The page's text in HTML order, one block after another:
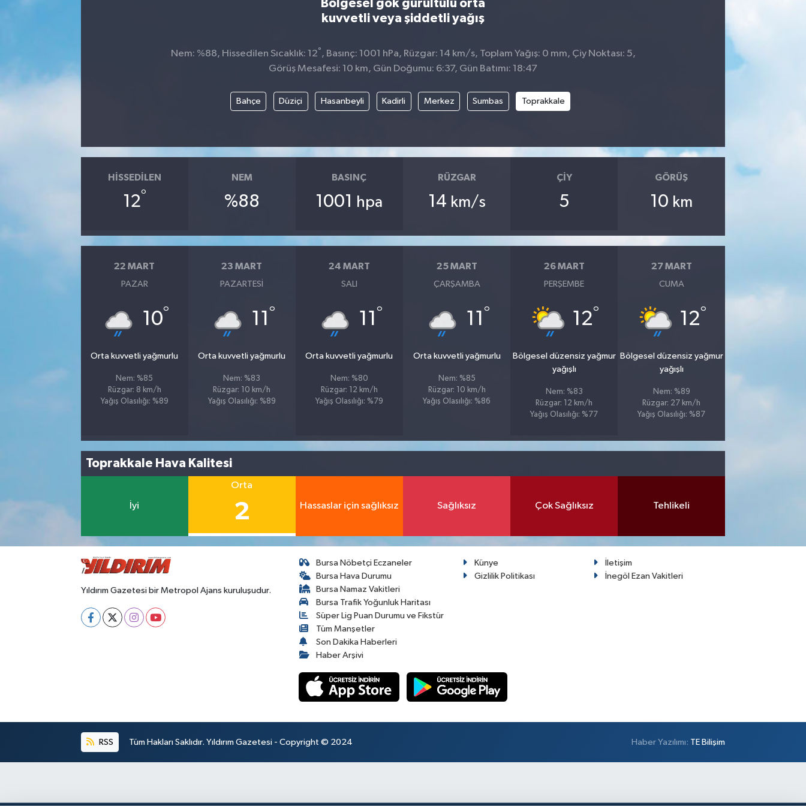
Bölgesel gök gürültülü orta
kuvvetli veya şiddetli yağış
Nem: %88, Hissedilen Sıcaklık: 12° , Basınç: 1001 hPa, Rüzgar: 14 km/s, Toplam Yağış: 0 mm, Çiy Noktası: 5,
Görüş Mesafesi: 10 km, Gün Doğumu: 6:37, Gün Batımı: 18:47
Bahçe Düziçi Hasanbeyli Kadirli Merkez Sumbas Toprakkale
HISSEDILEN
12°
NEM
%88
BASINÇ
1001 hpa
RÜZGAR
14 km/s
ÇIY
5
GÖRÜŞ
10 km
22 MART
PAZAR
10°
Orta kuvvetli yağmurlu
Nem: %85
Rüzgar: 8 km/h
Yağış Olasılığı: %89
23 MART
PAZARTESI
11 °
Orta kuvvetli yağmurlu
Nem: %83
Rüzgar: 10 km/h
Yağış Olasılığı: %89
24 MART
SALI
11 °
Orta kuvvetli yağmurlu
Nem: %80
Rüzgar: 12 km/h
Yağış Olasılığı: %79
25 MART
ÇARŞAMBA
11 °
Orta kuvvetli yağmurlu
Nem: %85
Rüzgar: 10 km/h
Yağış Olasılığı: %86
26 MART
PERŞEMBE
12°
Bölgesel düzensiz yağmur
yağışlı
Nem: %83
Rüzgar: 12 km/h
Yağış Olasılığı: %77
27 MART
CUMA
12°
Bölgesel düzensiz yağmur
yağışlı
Nem: %89
Rüzgar: 27 km/h
Yağış Olasılığı: %87
Toprakkale Hava Kalitesi
İyi
Orta
2 Hassaslar için sağlıksız Sağlıksız Çok Sağlıksız Tehlikeli
Yıldırım Gazetesi bir Metropol Ajans kuruluşudur.
Bursa Nöbetçi Eczaneler
Bursa Hava Durumu
Bursa Namaz Vakitleri
Bursa Trafik Yoğunluk Haritası
Süper Lig Puan Durumu ve Fikstür
Tüm Manşetler
Son Dakika Haberleri
Haber Arşivi
Künye
İletişim
Gizlilik Politikası
İnegöl Ezan Vakitleri
RSS Tüm Hakları Saklıdır. Yıldırım Gazetesi - Copyright © 2024 Haber Yazılımı: TE Bilişim